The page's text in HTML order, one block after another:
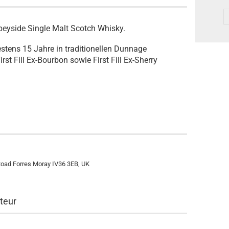
Single Malt Scotch Whisky.
15 Jahre in traditionellen Dunnage
Fill Ex-Bourbon sowie First Fill Ex-Sherry
Forres Moray IV36 3EB, UK